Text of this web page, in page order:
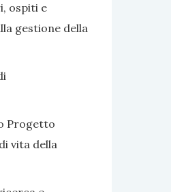
ospiti e
gestione della
Progetto
vita della